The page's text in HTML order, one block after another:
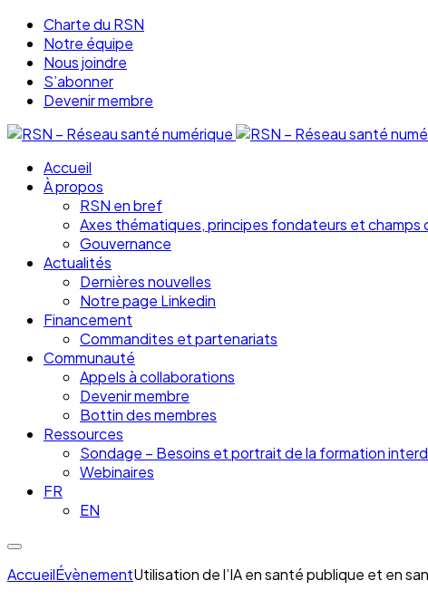
Charte du RSN
Notre équipe
Nous joindre
S’abonner
Devenir membre
Accueil
À propos
RSN en bref
Axes thématiques, principes fondateurs et champs
Gouvernance
Actualités
Dernières nouvelles
Notre page Linkedin
Financement
Commandites et partenariats
Communauté
Appels à collaborations
Devenir membre
Bottin des membres
Ressources
Sondage – Besoins et portrait de la formation
Webinaires
FR
EN
AccueilÉvènementUtilisation de l’IA en santé publique et en